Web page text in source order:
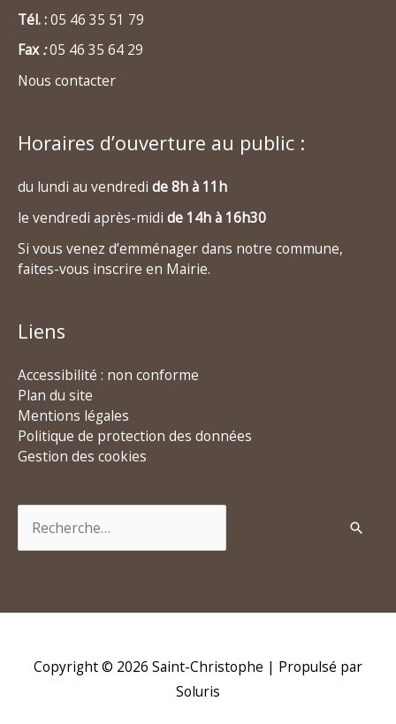
Tél. :05 46 35 51 79
Fax:05 46 35 64 29
Nous contacter
Horaires d’ouverture au public :
du lundi au vendredi de 8h à 11h
le vendredi après-midi de 14h à 16h30
Si vous venez d’emménager dans notre commune,
faites-vous inscrire en Mairie.
Liens
Accessibilité : non conforme
Plan du site
Mentions légales
Politique de protection des données
Gestion des cookies
Copyright © 2026 Saint-Christophe | Propulsé par
Soluris